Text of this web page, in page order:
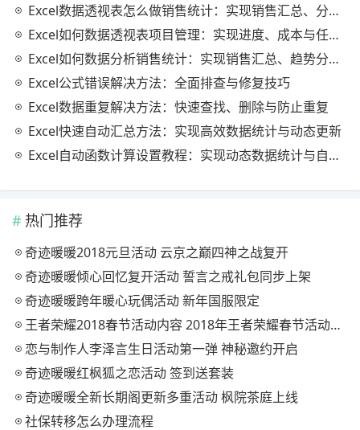
Excel数据透视表怎么做销售统计：实现销售汇总、分析与动态监控
Excel如何数据透视表项目管理：实现进度、成本与任务的高效分析
Excel如何数据分析销售统计：实现销售汇总、趋势分析与业绩优化
Excel公式错误解决方法：全面排查与修复技巧
Excel数据重复解决方法：快速查找、删除与防止重复
Excel快速自动汇总方法：实现高效数据统计与动态更新
Excel自动函数计算设置教程：实现动态数据统计与自动更新
热门推荐
奇迹暖暖2018元旦活动 云京之巅四神之战复开
奇迹暖暖倾心回忆复开活动 誓言之戒礼包同步上架
奇迹暖暖跨年暖心玩偶活动 新年国服限定
王者荣耀2018春节活动内容 2018年王者荣耀春节活动大全
恋与制作人李泽言生日活动第一弹 神秘邀约开启
奇迹暖暖红枫狐之恋活动 签到送套装
奇迹暖暖全新长期阁更新多重活动 枫院茶庭上线
社保转移怎么办理流程